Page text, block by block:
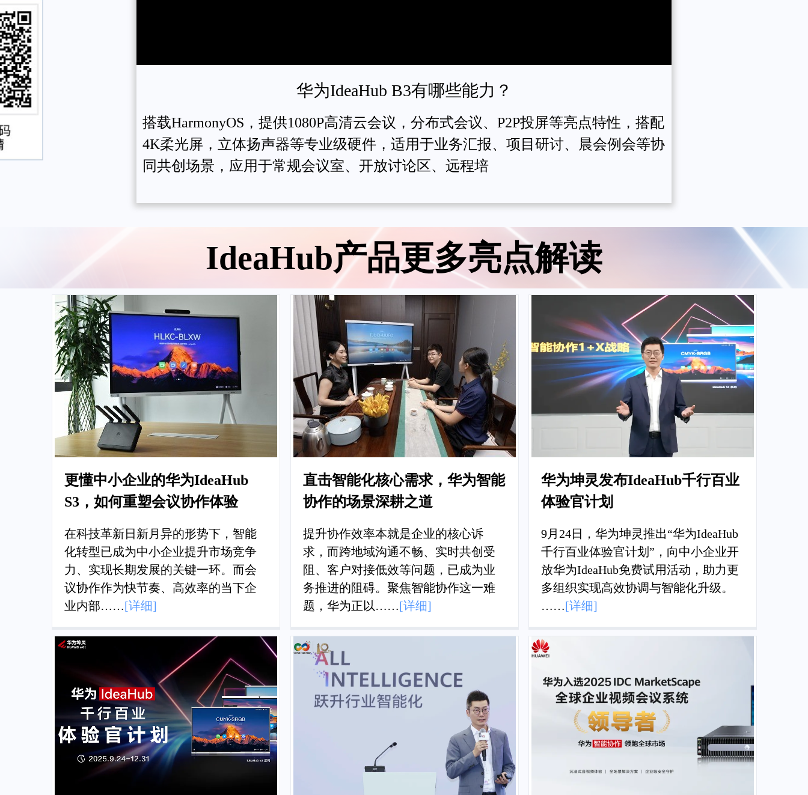
华为IdeaHub B3有哪些能力？
搭载HarmonyOS，提供1080P高清云会议，分布式会议、P2P投屏等亮点特性，搭配
4K柔光屏，立体扬声器等专业级硬件，适用于业务汇报、项目研讨、晨会例会等协
同共创场景，应用于常规会议室、开放讨论区、远程培
IdeaHub产品更多亮点解读
更懂中小企业的华为IdeaHub
S3，如何重塑会议协作体验
在科技革新日新月异的形势下，智能
化转型已成为中小企业提升市场竞争
力、实现长期发展的关键一环。而会
议协作作为快节奏、高效率的当下企
业内部……[详细]
直击智能化核心需求，华为智能
协作的场景深耕之道
提升协作效率本就是企业的核心诉
求，而跨地域沟通不畅、实时共创受
阻、客户对接低效等问题，已成为业
务推进的阻碍。聚焦智能协作这一难
题，华为正以……[详细]
华为坤灵发布IdeaHub千行百业
体验官计划
9月24日，华为坤灵推出“华为IdeaHub
千行百业体验官计划”，向中小企业开
放华为IdeaHub免费试用活动，助力更
多组织实现高效协调与智能化升级。
……[详细]